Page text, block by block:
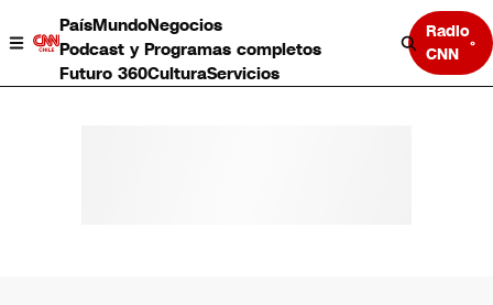
PaísMundoNegocios
Podcast y Programas completos
Futuro 360CulturaServicios
Radio
CNN